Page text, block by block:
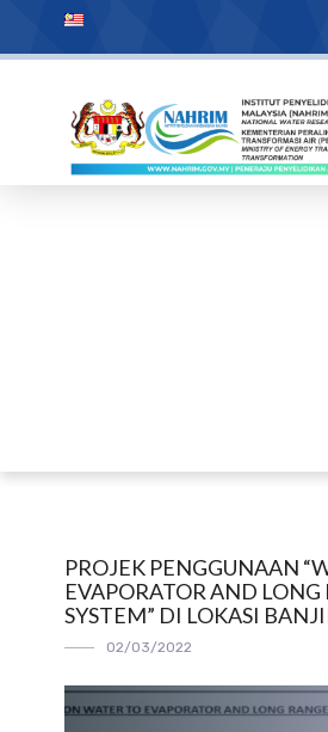
PROJEK PENGGUNAAN
EVAPORATOR AND
SYSTEM” DI LOKASI
02/03/2022